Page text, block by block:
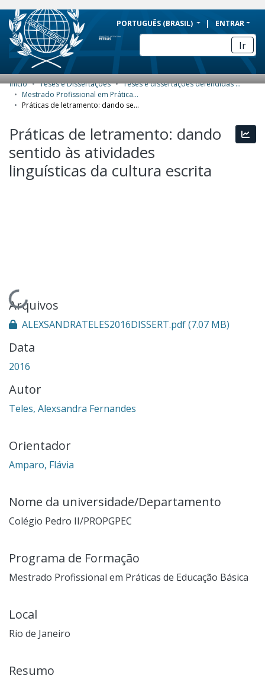
BRAZIL
Simplifique!
Comunica BR
Participe
Acesso à informação
Canais
PORTUGUÊS (BRASIL) ENTRAR
Ir
COMUNIDADES E COLEÇÕES
ESTATÍSTICAS
SOBRE
Início Teses e Dissertações
Teses e dissertações defendidas no CPII
Mestrado Profissional em Práticas de Educação Básica (MPPEB) - Dissertações
Práticas de letramento: dando sentido às atividades linguísticas da cultura escrita
Práticas de letramento: dando
sentido às atividades
linguísticas da cultura escrita
Arquivos
ALEXSANDRATELES2016DISSERT.pdf(7.07 MB)
Data
2016
Autor
Teles, Alexsandra Fernandes
Orientador
Amparo, Flávia
Nome da universidade/Departamento
Colégio Pedro II/PROPGPEC
Programa de Formação
Mestrado Profissional em Práticas de Educação Básica
Local
Rio de Janeiro
Resumo